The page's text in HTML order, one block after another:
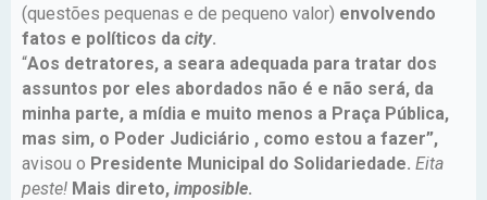
(questões pequenas e de pequeno valor) envolvendo
fatos e políticos da city.
“Aos detratores, a seara adequada para tratar dos
assuntos por eles abordados não é e não será, da
minha parte, a mídia e muito menos a Praça Pública,
mas sim, o Poder Judiciário , como estou a fazer”,
avisou o Presidente Municipal do Solidariedade. Eita
peste! Mais direto, imposible.